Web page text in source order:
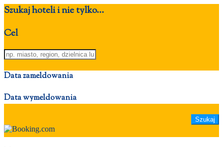
Szukaj hoteli i nie tylko...
Cel
Data zameldowania
Data wymeldowania